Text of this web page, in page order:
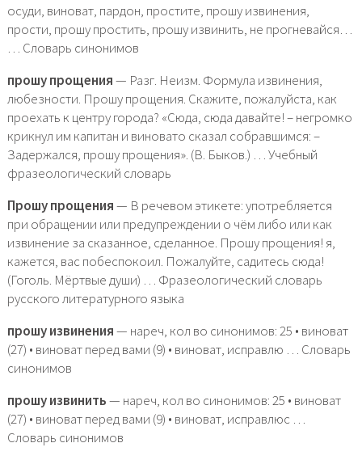
осуди, виноват, пардон, простите, прошу извинения,
прости, прошу простить, прошу извинить, не прогневайся…
… Словарь синонимов
прошу прощения— Разг. Неизм. Формула извинения,
любезности. Прошу прощения. Скажите, пожалуйста, как
проехать к центру города? «Сюда, сюда давайте! – негромко
крикнул им капитан и виновато сказал собравшимся: –
Задержался, прошу прощения». (В. Быков.) … Учебный
фразеологический словарь
Прошу прощения— В речевом этикете: употребляется
при обращении или предупреждении о чём либо или как
извинение за сказанное, сделанное. Прошу прощения! я,
кажется, вас побеспокоил. Пожалуйте, садитесь сюда!
(Гоголь. Мёртвые души) … Фразеологический словарь
русского литературного языка
прошу извинения— нареч, кол во синонимов: 25 • виноват
(27) • виноват перед вами (9) • виноват, исправлю … Словарь
синонимов
прошу извинить— нареч, кол во синонимов: 25 • виноват
(27) • виноват перед вами (9) • виноват, исправлюс …
Словарь синонимов